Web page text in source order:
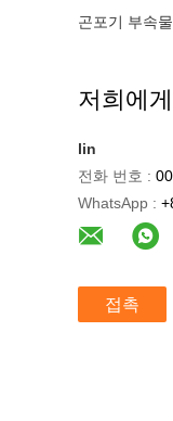
곤포기 부속물
저희에
lin
전화 번호 :
WhatsApp :
접촉